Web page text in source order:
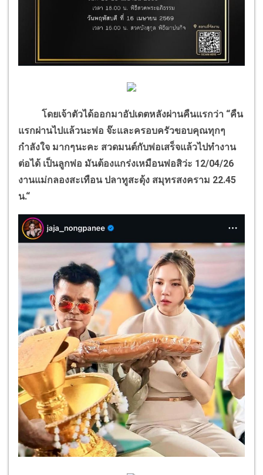
โดยเจ้าตัวได้ออกมาอัปเดตหลังผ่านคืนแรกว่า “คืน
แรกผ่านไปแล้วนะพ่อ จ๊ะและครอบครัวขอบคุณทุกๆ
กำลังใจ มากๆนะคะ สวดมนต์กับพ่อเสร็จแล้วไปทำงาน
ต่อได้ เป็นลูกพ่อ มันต้องแกร่งเหมือนพ่อสิว่ะ 12/04/26
งานแม่กลองสะเทือน ปลาทูสะดุ้ง สมุทรสงคราม 22.45
น.“